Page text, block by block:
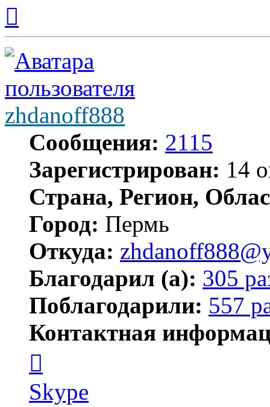
началу
zhdanoff888
Сообщения: 2115
Зарегистрирован: 14
Страна, Регион,
Город: Пермь
Откуда:
Благодарил (а): 305
Поблагодарили: 557
Контактная
пользователя
zhdanoff888
Skype